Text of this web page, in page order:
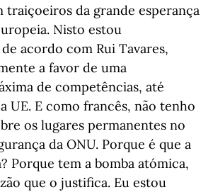
traiçoeiros da grande esperança
Nisto estou
acordo com Rui Tavares,
a favor de uma
de competências, até
UE. E como francês, não tenho
os lugares permanentes no
da ONU. Porque é que a
Porque tem a bomba atómica,
que o justifica. Eu estou